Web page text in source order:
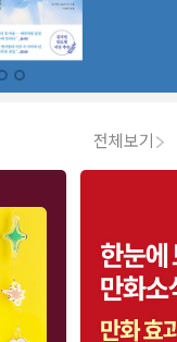
전체보기